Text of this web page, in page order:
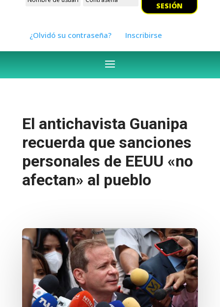
SESIÓN
¿Olvidó su contraseña? Inscribirse
El antichavista Guanipa
recuerda que sanciones
personales de EEUU «no
afectan» al pueblo